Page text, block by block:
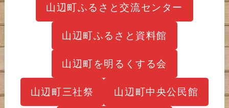
山辺町ふるさと交流センター
山辺町ふるさと資料館
山辺町を明るくする会
山辺町三社祭 山辺町中央公民館